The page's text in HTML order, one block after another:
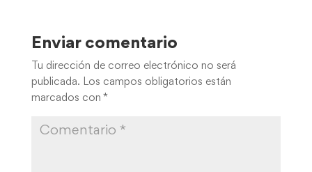
Enviar comentario
Tu dirección de correo electrónico no será
publicada.
Los campos obligatorios están
marcados con *